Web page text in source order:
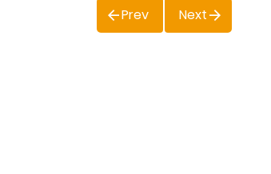
Prev Next